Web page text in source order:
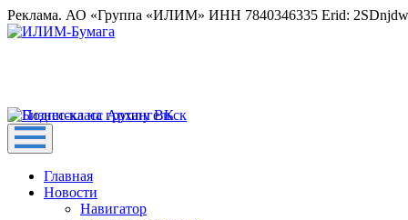
Реклама. АО «Группа «ИЛИМ» ИНН 7840346335 Erid:
Главная
Новости
Навигатор